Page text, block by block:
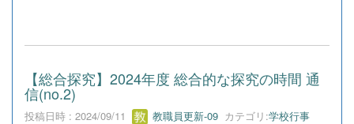
【総合探究】2024年度 総合的な探究の時間 通
信(no.2)
投稿日時 : 2024/09/11 教職員更新-09 カテゴリ:学校行事